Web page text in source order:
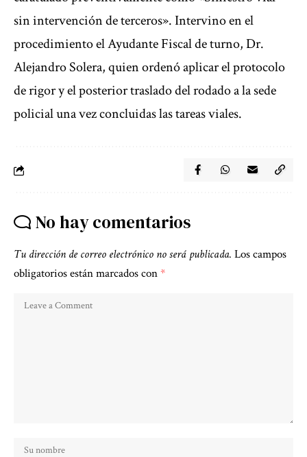
sin intervención de terceros». Intervino en el
procedimiento el Ayudante Fiscal de turno, Dr.
Alejandro Solera, quien ordenó aplicar el protocolo
de rigor y el posterior traslado del rodado a la sede
policial una vez concluidas las tareas viales.
No hay comentarios
Tu dirección de correo electrónico no será publicada. Los campos
obligatorios están marcados con*